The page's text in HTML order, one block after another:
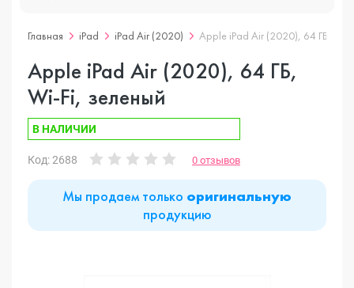
Главная iPad iPad Air (2020) Apple iPad Air (2020), 64 ГБ, Wi-
Apple iPad Air (2020), 64 ГБ,
Wi-Fi, зеленый
В НАЛИЧИИ
Код: 2688 0 отзывов
Мы продаем только оригинальную
продукцию